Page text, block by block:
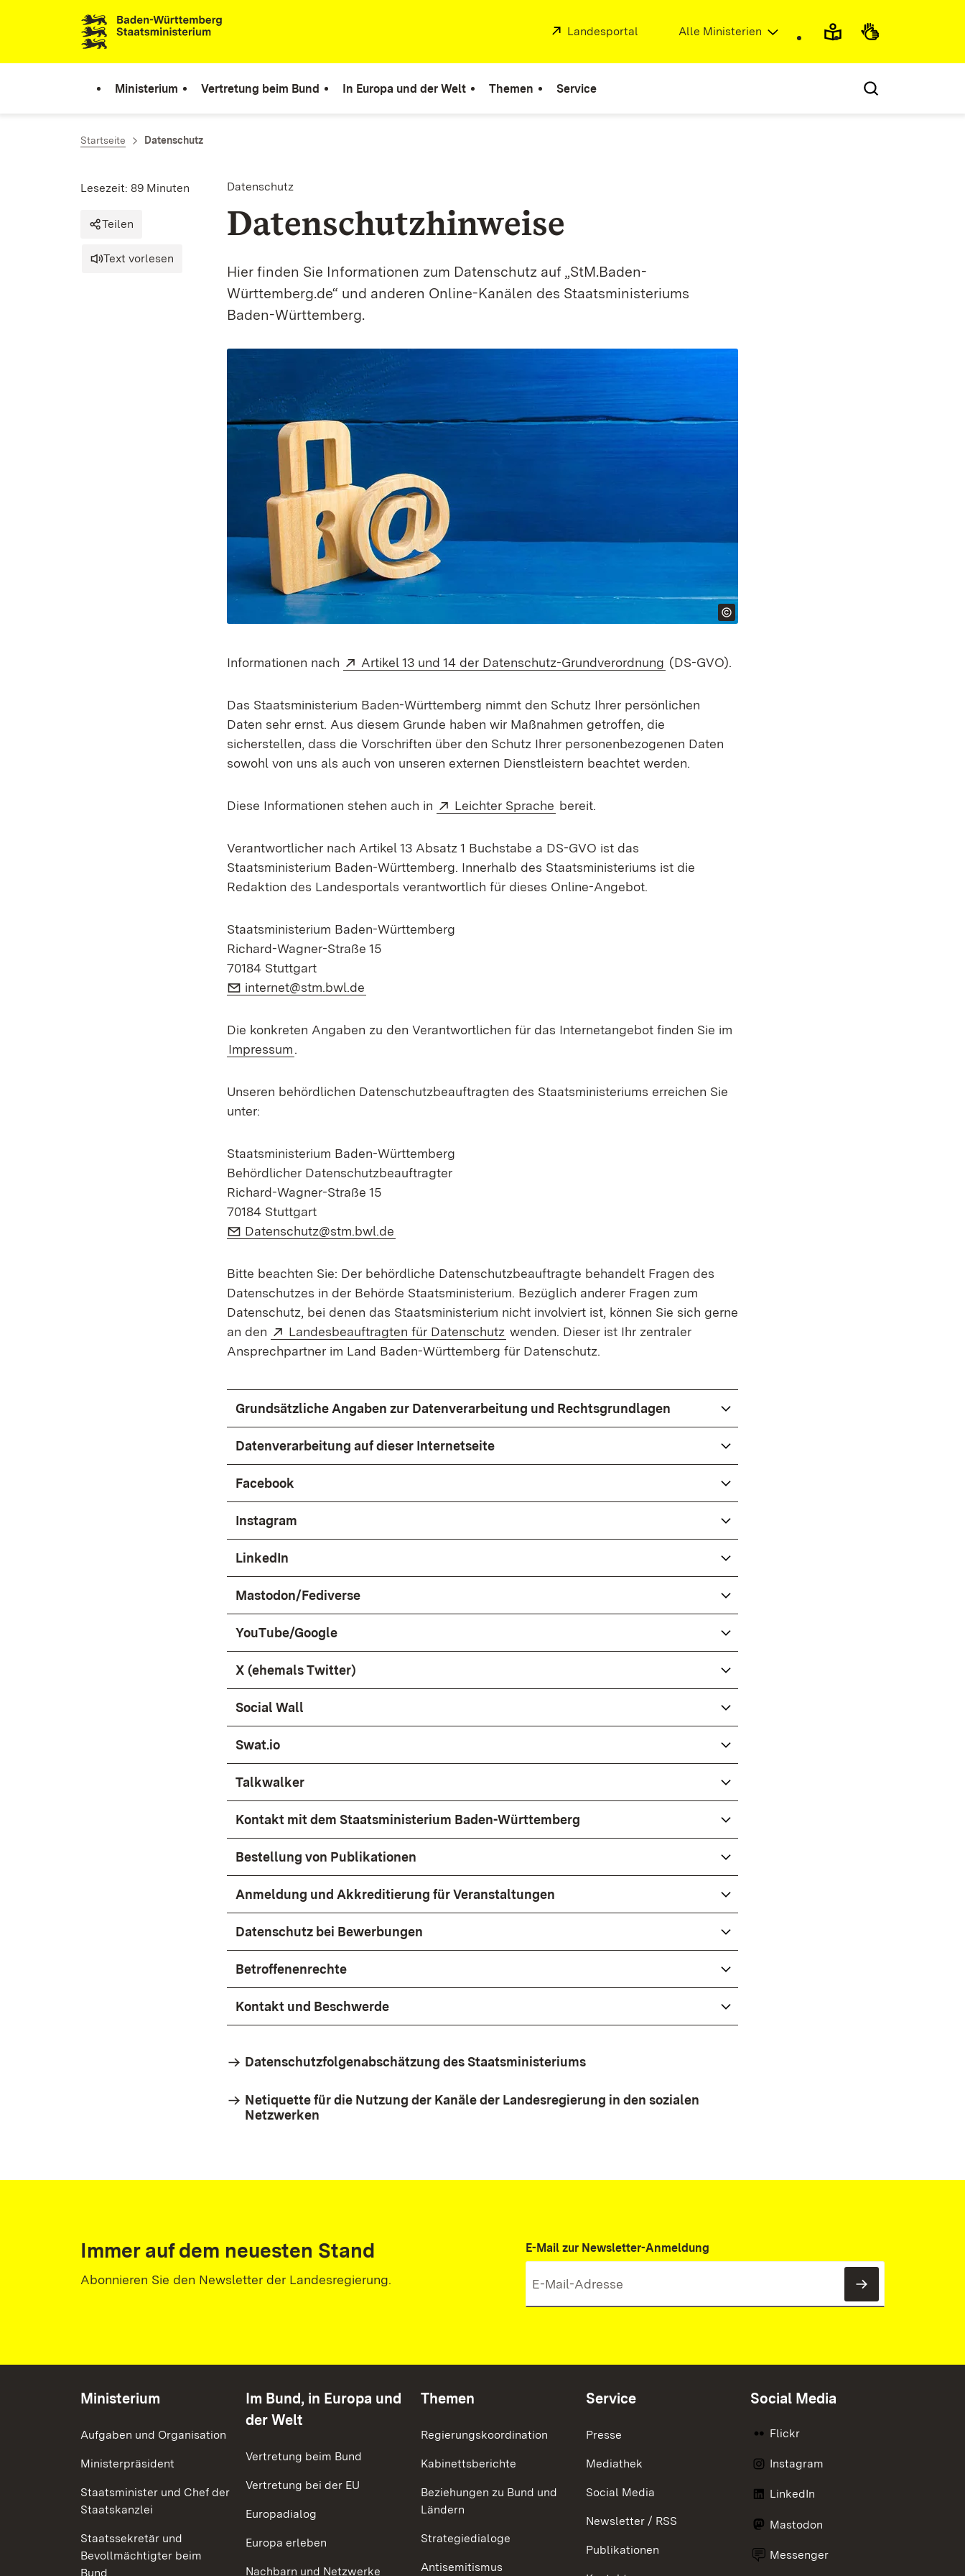
Zum Inhalt springen
Link zur Startseite
Extern:
Landesportal (Öffnet in neuem Fenster)
Alle Ministerien
Ministerium Vertretung beim Bund In Europa und der Welt Themen Service
Startseite Datenschutz
Datenschutz
Datenschutzhinweise
Hier finden Sie Informationen zum Datenschutz auf „StM.Baden-
Württemberg.de“ und anderen Online-Kanälen des Staatsministeriums
Baden-Württemberg.
Lesezeit: 89 Minuten
Teilen
Text vorlesen
Informationen nach Extern:
Artikel 13 und 14 der Datenschutz-Grundverordnung (Öffnet in neuem Fenster)
(DS-GVO).
Das Staatsministerium Baden-Württemberg nimmt den Schutz Ihrer persönlichen
Daten sehr ernst. Aus diesem Grunde haben wir Maßnahmen getroffen, die
sicherstellen, dass die Vorschriften über den Schutz Ihrer personenbezogenen Daten
sowohl von uns als auch von unseren externen Dienstleistern beachtet werden.
Diese Informationen stehen auch in Extern:
Leichter Sprache (Öffnet in neuem Fenster)
bereit.
Verantwortlicher nach Artikel 13 Absatz 1 Buchstabe a DS-GVO ist das
Staatsministerium Baden-Württemberg. Innerhalb des Staatsministeriums ist die
Redaktion des Landesportals verantwortlich für dieses Online-Angebot.
Staatsministerium Baden-Württemberg
Richard-Wagner-Straße 15
70184 Stuttgart
E-Mail:
internet@stm.bwl.de
Die konkreten Angaben zu den Verantwortlichen für das Internetangebot finden Sie im
Impressum.
Unseren behördlichen Datenschutzbeauftragten des Staatsministeriums erreichen Sie
unter:
Staatsministerium Baden-Württemberg
Behördlicher Datenschutzbeauftragter
Richard-Wagner-Straße 15
70184 Stuttgart
E-Mail:
Datenschutz@stm.bwl.de
Bitte beachten Sie: Der behördliche Datenschutzbeauftragte behandelt Fragen des
Datenschutzes in der Behörde Staatsministerium. Bezüglich anderer Fragen zum
Datenschutz, bei denen das Staatsministerium nicht involviert ist, können Sie sich gerne
an den
Extern:
Landesbeauftragten für Datenschutz (Öffnet in neuem Fenster)
wenden. Dieser ist Ihr zentraler
Ansprechpartner im Land Baden-Württemberg für Datenschutz.
Grundsätzliche Angaben zur Datenverarbeitung und Rechtsgrundlagen
Datenverarbeitung auf dieser Internetseite
Facebook
Instagram
LinkedIn
Mastodon/Fediverse
YouTube/Google
X (ehemals Twitter)
Social Wall
Swat.io
Talkwalker
Kontakt mit dem Staatsministerium Baden-Württemberg
Bestellung von Publikationen
Anmeldung und Akkreditierung für Veranstaltungen
Datenschutz bei Bewerbungen
Betroffenenrechte
Kontakt und Beschwerde
Datenschutzfolgenabschätzung des Staatsministeriums
Netiquette für die Nutzung der Kanäle der Landesregierung in den sozialen
Netzwerken
Immer auf dem neuesten Stand
Abonnieren Sie den Newsletter der Landesregierung.
E-Mail zur Newsletter-Anmeldung
Newsletter
Ministerium
Aufgaben und Organisation
Ministerpräsident
Staatsminister und Chef der
Staatskanzlei
Staatssekretär und
Bevollmächtigter beim
Bund
Im Bund, in Europa und
der Welt
Vertretung beim Bund
Vertretung bei der EU
Europadialog
Europa erleben
Nachbarn und Netzwerke
Themen
Regierungskoordination
Kabinettsberichte
Beziehungen zu Bund und
Ländern
Strategiedialoge
Antisemitismus
Service
Presse
Mediathek
Social Media
Newsletter / RSS
Publikationen
Social Media
Flickr
Instagram
LinkedIn
Mastodon
Messenger